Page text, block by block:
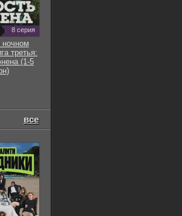
8 серия
ночном
третья:
(1-5
все